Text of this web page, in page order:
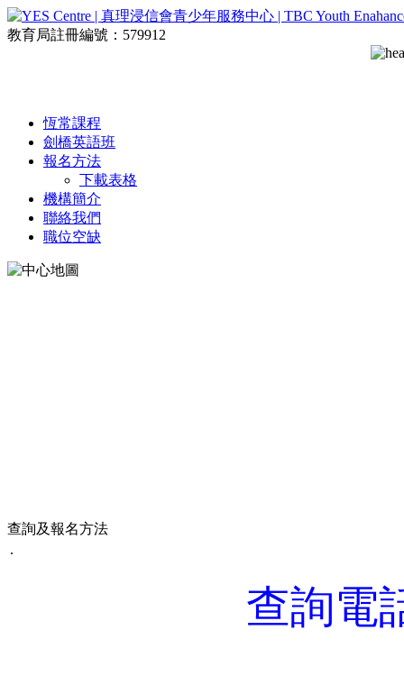
教育局註冊編號：579912
恆常課程
劍橋英語班
報名方法
下載表格
機構簡介
聯絡我們
職位空缺
查詢及報名方法
.
查詢電